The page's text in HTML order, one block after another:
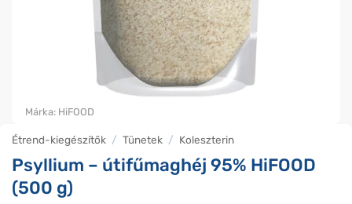
Étrend-kiegészítők / Tünetek / Koleszterin
Psyllium – útifűmaghéj 95% HiFOOD
(500 g)
Márka: HiFOOD